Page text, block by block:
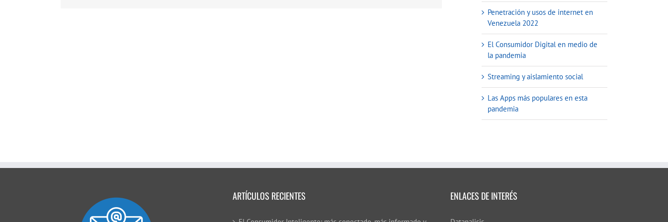
Penetración y usos de internet en
Venezuela 2022
El Consumidor Digital en medio de
la pandemia
Streaming y aislamiento social
Las Apps más populares en esta
pandemia
ARTÍCULOS RECIENTES ENLACES DE INTERÉS